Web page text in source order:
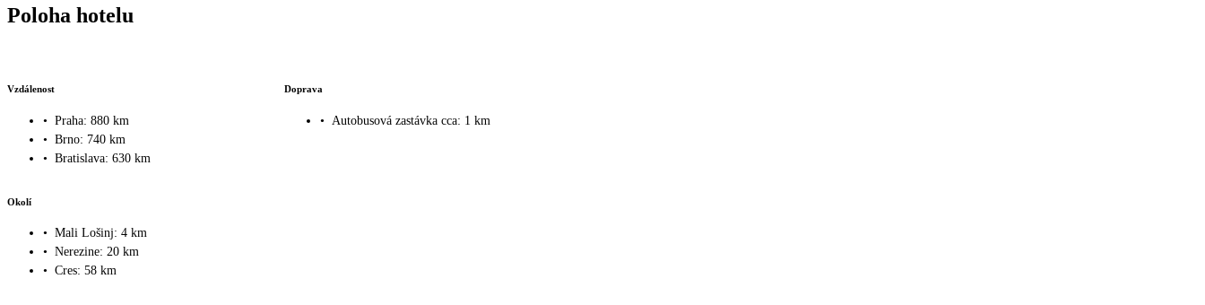
Poloha hotelu
Vzdálenost
• Praha: 880 km
• Brno: 740 km
• Bratislava: 630 km
Doprava
• Autobusová zastávka cca: 1 km
Okolí
• Mali Lošinj: 4 km
• Nerezine: 20 km
• Cres: 58 km